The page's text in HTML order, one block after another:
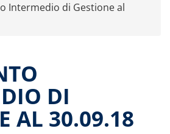
e Resoconti intermedi
Intermedio di Gestione al
DI
AL 30.09.18